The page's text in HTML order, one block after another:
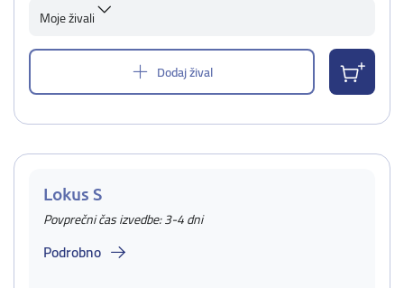
Moje živali
Dodaj žival
Lokus S
Povprečni čas izvedbe: 3-4 dni
Podrobno